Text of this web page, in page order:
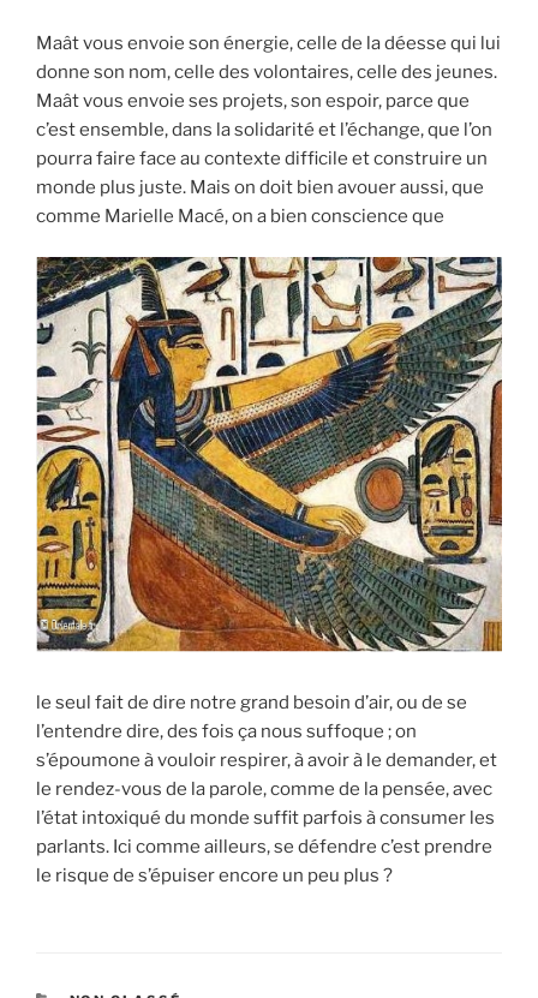
Maât vous envoie son énergie, celle de la déesse qui lui
donne son nom, celle des volontaires, celle des jeunes.
Maât vous envoie ses projets, son espoir, parce que
c’est ensemble, dans la solidarité et l’échange, que l’on
pourra faire face au contexte difficile et construire un
monde plus juste. Mais on doit bien avouer aussi, que
comme Marielle Macé, on a bien conscience que
le seul fait de dire notre grand besoin d’air, ou de se
l’entendre dire, des fois ça nous suffoque ; on
s’époumone à vouloir respirer, à avoir à le demander, et
le rendez-vous de la parole, comme de la pensée, avec
l’état intoxiqué du monde suffit parfois à consumer les
parlants. Ici comme ailleurs, se défendre c’est prendre
le risque de s’épuiser encore un peu plus ?